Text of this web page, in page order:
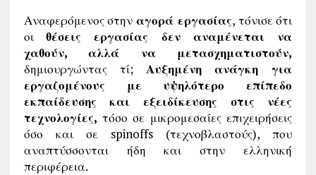
Αναφερόμενος στηναγορά εργασίας, τόνισε ότι
οι θέσεις εργασίας δεν αναμένεται να
χαθούν, αλλά να μετασχηματιστούν,
δημιουργώντας τί; Αυξημένη ανάγκη για
εργαζομένους με υψηλότερο επίπεδο
εκπαίδευσης και εξειδίκευσης στις νέες
τεχνολογίες,τόσο σε μικρομεσαίες επιχειρήσεις
όσο και σε spinoffs (τεχνοβλαστούς), που
αναπτύσσονται ήδη και στην ελληνική
περιφέρεια.